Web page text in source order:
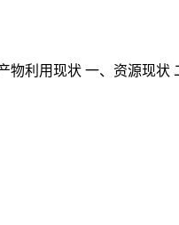
用现状 一、资源现状